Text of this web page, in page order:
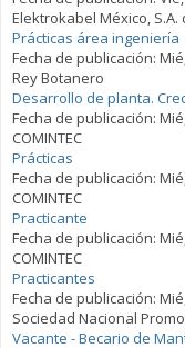
Elektrokabel México, S.A.
Prácticas área ingeniería
Fecha de publicación:
Rey Botanero
Desarrollo de planta.
Fecha de publicación:
COMINTEC
Prácticas
Fecha de publicación:
COMINTEC
Practicante
Fecha de publicación:
COMINTEC
Practicantes
Fecha de publicación:
Sociedad Nacional
Vacante - Becario de